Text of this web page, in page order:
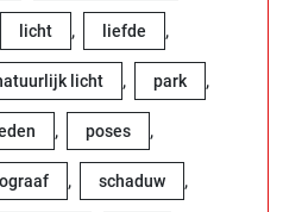
licht , liefde ,
licht , park ,
, poses ,
, schaduw ,